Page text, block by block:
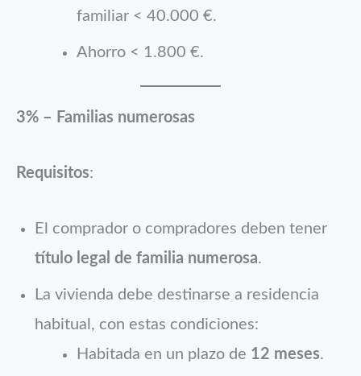
familiar < 40.000 €.
Ahorro < 1.800 €.
3% – Familias numerosas
Requisitos:
El comprador o compradores deben tener
título legal de familia numerosa.
La vivienda debe destinarse a residencia
habitual, con estas condiciones:
Habitada en un plazo de 12 meses.